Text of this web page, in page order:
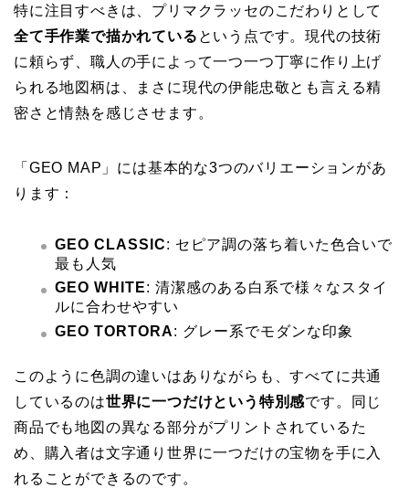
特に注目すべきは、プリマクラッセのこだわりとして
全て手作業で描かれている という点です。現代の技術
に頼らず、職人の手によって一つ一つ丁寧に作り上げ
られる地図柄は、まさに現代の伊能忠敬とも言える精
密さと情熱を感じさせます。
「GEO MAP」には基本的な3つのバリエーションがあ
ります：
GEO CLASSIC: セピア調の落ち着いた色合いで
最も人気
GEO WHITE: 清潔感のある白系で様々なスタイ
ルに合わせやすい
GEO TORTORA: グレー系でモダンな印象
このように色調の違いはありながらも、すべてに共通
しているのは世界に一つだけという特別感です。同じ
商品でも地図の異なる部分がプリントされているた
め、購入者は文字通り世界に一つだけの宝物を手に入
れることができるのです。